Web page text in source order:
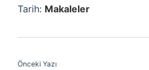
Tarih: Makaleler
Önceki Yazı